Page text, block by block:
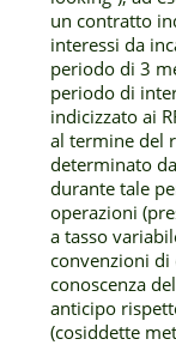
un contratto
interessi da
periodo di 3
periodo di
indicizzato ai
al termine del
determinato
durante tale
operazioni
a tasso
convenzioni di
conoscenza
anticipo
(cosiddette